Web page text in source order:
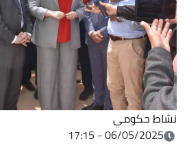
نشاط حكومي
06/05/2025 - 17:15